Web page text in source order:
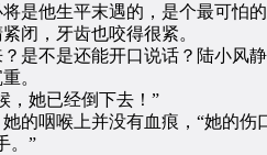
是他生平末遇的，是个最可怕
闭，牙齿也咬得很紧。
不是还能开口说话？陆小风静
。
她已经倒下去！”
咽喉上并没有血痕，“她的伤
。”